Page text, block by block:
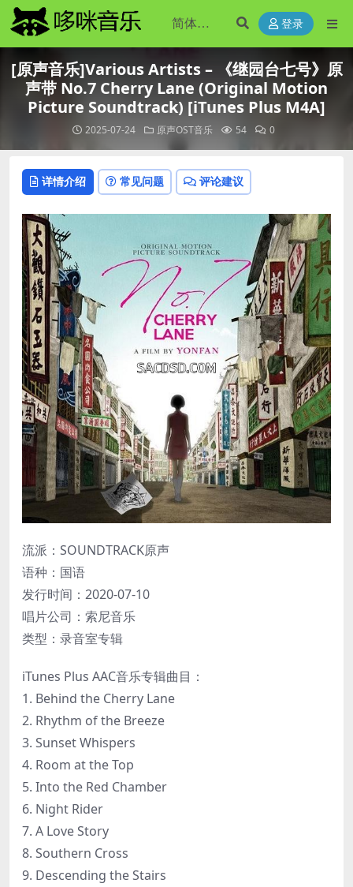
登录
[原声音乐]Various Artists – 《继园台七号》原
声带 No.7 Cherry Lane (Original Motion
Picture Soundtrack) [iTunes Plus M4A]
2025-07-24 原声OST音乐 54 0
详情介绍 常见问题 评论建议
流派：SOUNDTRACK原声
语种：国语
发行时间：2020-07-10
唱片公司：索尼音乐
类型：录音室专辑
iTunes Plus AAC音乐专辑曲目：
1. Behind the Cherry Lane
2. Rhythm of the Breeze
3. Sunset Whispers
4. Room at the Top
5. Into the Red Chamber
6. Night Rider
7. A Love Story
8. Southern Cross
9. Descending the Stairs